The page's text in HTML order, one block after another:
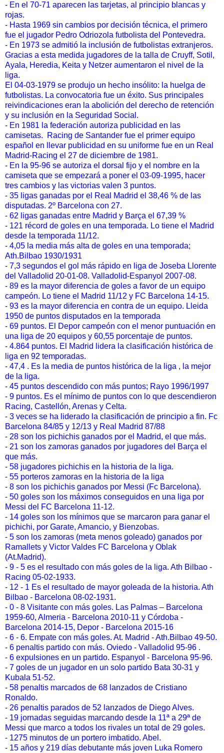
- En el 70-71 aparecen las tarjetas, al principio blancas y
rojas.
- Hasta 1969 sin cambios por decisión técnica, el primero
fue el jugador Pedro Odriozola futbolista del Pontevedra.
- En 1973 se admitió la inclusión de futbolistas extranjeros.
Gracias a esta medida jugadores de la talla de Cruyff, Sotil,
Ayala, Heredia, Keita y Netzer aumentaron el nivel de la
liga.
El 04-03-1979 se produjo un hecho insólito: la huelga de
futbolistas. La convocatoria fue un éxito. Sus principales
reivindicaciones eran la abolición del derecho de retención
y su inclusión en la Seguridad Social.
- En 1981 la federación autoriza publicidad en las
camisetas. Racing de Santander fue el primer equipo
español en llevar publicidad en su uniforme fue en un Real
Madrid-Racing el 27 de diciembre de 1981.
- En la 95-96 se autoriza el dorsal fijo y el nombre en la
camiseta que se empezará a poner el 03-09-1995, hacer
tres cambios y las victorias valen 3 puntos.
- 35 ligas ganadas por el Real Madrid el 38,46 % de las
disputadas. 2º Barcelona con 27.
- 62 ligas ganadas entre Madrid y Barça el 67,39 %
- 121 récord de goles en una temporada. Lo tiene el Madrid
desde la temporada 11/12.
- 4,05 la media más alta de goles en una temporada;
Ath.Bilbao 1930/1931
- 7,3 segundos el gol más rápido en liga de Joseba Llorente
del Valladolid 20-01-08. Valladolid-Espanyol 2007-08.
- 89 es la mayor diferencia de goles a favor de un equipo
campeón. Lo tiene el Madrid 11/12 y FC Barcelona 14-15.
- 93 es la mayor diferencia en contra de un equipo. Lleida
1950 de puntos disputados en la temporada
- 69 puntos. El Depor campeón con el menor puntuación en
una liga de 20 equipos y 60,55 porcentaje de puntos.
- 4.864 puntos. El Madrid lidera la clasificación histórica de
liga en 92 temporadas.
- 47,4 . Es la media de puntos histórica de la liga , la mejor
de la liga.
- 45 puntos descendido con más puntos; Rayo 1996/1997
- 9 puntos. Es el mínimo de puntos con lo que descendieron
Racing, Castellón, Arenas y Celta.
- 3 veces se ha liderado la clasificación de principio a fin. Fc
Barcelona 84/85 y 12/13 y Real Madrid 87/88
- 28 son los pichichis ganados por el Madrid, el que más.
- 21 son los zamoras ganados por jugadores del Barça el
que más.
- 58 jugadores pichichis en la historia de la liga.
- 55 porteros zamoras en la historia de la liga
- 8 son los pichichis ganados por Messi (Fc Barcelona).
- 50 goles son los máximos conseguidos en una liga por
Messi del FC Barcelona 11-12.
- 14 goles son los mínimos que se marcaron para ganar el
pichichi, por Garate, Amancio, y Bienzobas.
- 5 son los zamoras (meta menos goleado) ganados por
Ramallets y Victor Valdes FC Barcelona y Oblak
(At.Madrid).
- 9 - 5 es el resultado con más goles de la liga. Ath Bilbao -
Racing 05-02-1933.
- 12 - 1 Es el resultado de mayor goleada de la historia. Ath
Bilbao - Barcelona 08-02-1931.
- 0 - 8 Visitante con más goles. Las Palmas – Barcelona
1959-60, Almeria - Barcelona 2010-11 y Córdoba -
Barcelona 2014-15, Depor - Barcelona 2015-16
- 6 - 6. Empate con más goles. At. Madrid - Ath.Bilbao 49-50.
- 6 penaltis partido con más. Oviedo - Valladolid 95-96 .
- 6 expulsiones en un partido. Espanyol - Barcelona 95-96.
- 7 goles de un jugador en un solo partido Bata 30-31 y
Kubala 51-52.
- 58 penaltis marcados de 68 lanzados de Cristiano
Ronaldo.
- 26 penaltis parados de 52 lanzados de Diego Alves.
- 19 jornadas seguidas marcando desde la 11ª a 29ª de
Messi que marco a todos los rivales un total de 29 goles.
- 1275 minutos de un portero imbatido. Abel.
- 15 años y 219 días debutante más joven Luka Romero